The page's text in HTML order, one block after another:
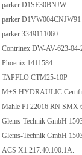
parker D1SE30BNJW
parker D1VW004CNJW91
parker 3349111060
Contrinex DW-AV-623-
Phoenix 1411584
TAPFLO CTM25-10P
M+S HYDRAULIC
Mahle PI 22016 RN SMX
Glems-Technik GmbH
Glems-Technik GmbH
ACS X1.217.40.100.1A.